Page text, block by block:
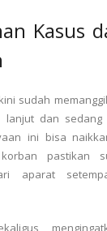
Kasus
sudah
lanjut dan sedang
ini bisa
pastikan
aparat